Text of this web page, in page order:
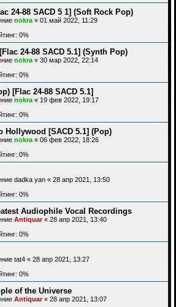
24-88 SACD 5 1] (Soft Rock Pop)
nokra « 01 май 2022, 11:29
0%
24-88 SACD 5.1] (Synth Pop)
nokra « 30 мар 2022, 22:14
0%
[Flac 24-88 SACD 5.1]
nokra « 19 фев 2022, 19:17
0%
Hollywood [SACD 5.1] (Pop)
nokra « 06 фев 2022, 18:26
0%
dadka yan « 28 апр 2021, 13:50
0%
Audiophile Vocal Recordings
Antiquar« 28 апр 2021, 13:40
0%
tat4 « 28 апр 2021, 13:27
0%
of the Universe
Antiquar« 28 апр 2021, 13:07